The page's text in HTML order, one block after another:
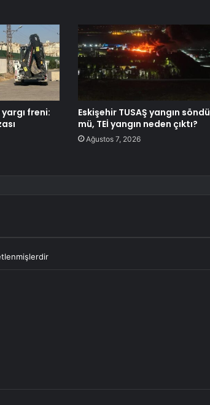
freni:
Eskişehir TUSAŞ yangın söndü
mü, TEİ yangın neden çıktı?
Ağustos 7, 2026